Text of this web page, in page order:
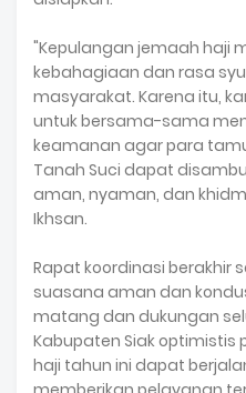
‎"Kepulangan jemaah haji
kebahagiaan dan rasa
masyarakat. Karena itu,
untuk bersama-sama
keamanan agar para
Tanah Suci dapat
aman, nyaman, dan
Ikhsan.
‎Rapat koordinasi berakhir
suasana aman dan
matang dan dukungan
Kabupaten Siak optimistis
haji tahun ini dapat